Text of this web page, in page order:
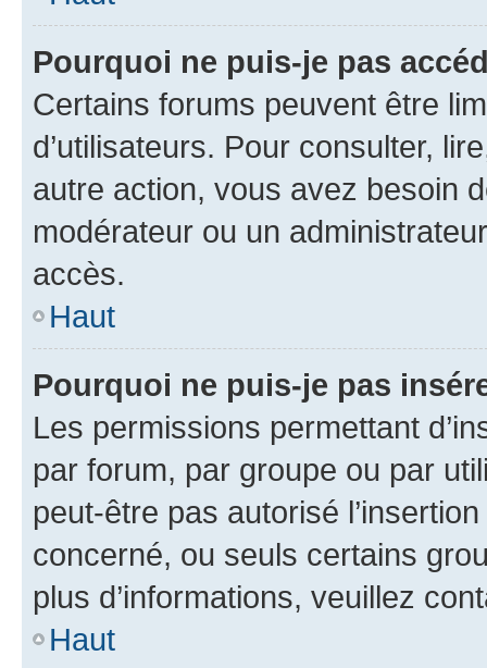
Pourquoi ne puis-je pas
Certains forums peuvent être
d’utilisateurs. Pour consulter,
autre action, vous avez besoin
modérateur ou un
accès.
Haut
Pourquoi ne puis-je pas
Les permissions permettant
par forum, par groupe ou par
peut-être pas autorisé
concerné, ou seuls certains
plus d’informations, veuillez
Haut